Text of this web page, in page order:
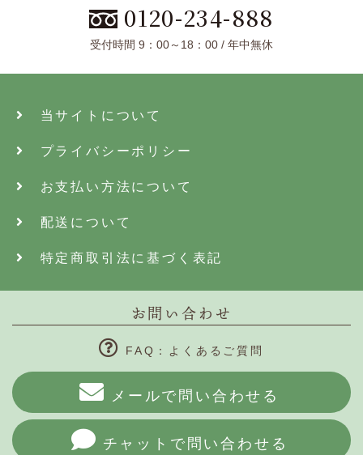
0120-234-888
受付時間 9：00～18：00 / 年中無休
当サイトについて
プライバシーポリシー
お支払い方法について
配送について
特定商取引法に基づく表記
お問い合わせ
FAQ：よくあるご質問
メールで問い合わせる
チャットで問い合わせる